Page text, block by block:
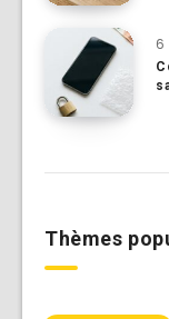
6
Thèmes